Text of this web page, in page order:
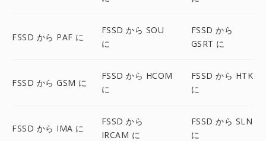
FSSD から PAF に
FSSD から SOU
に
FSSD から
GSRT に
FSSD から GSM に
FSSD から HCOM
に
FSSD から HTK
に
FSSD から IMA に
FSSD から
IRCAM に
FSSD から SLN
に